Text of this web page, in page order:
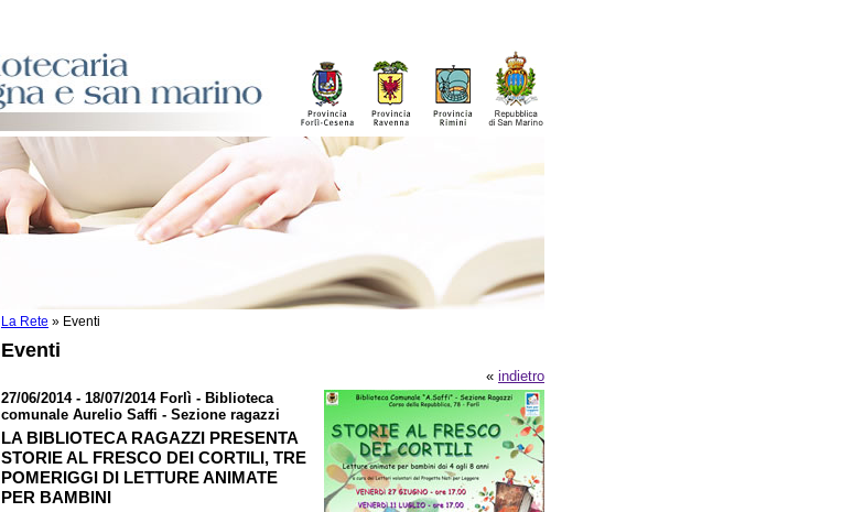
La Rete » Eventi
Eventi
« indietro
27/06/2014 - 18/07/2014 Forlì - Biblioteca
comunale Aurelio Saffi - Sezione ragazzi
LA BIBLIOTECA RAGAZZI PRESENTA
STORIE AL FRESCO DEI CORTILI, TRE
POMERIGGI DI LETTURE ANIMATE
PER BAMBINI